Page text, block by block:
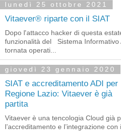
lunedì 25 ottobre 2021
Vitaever® riparte con il SIAT
Dopo l'attacco hacker di questa
funzionalità del Sistema Informativo
tornata operati...
giovedì 23 gennaio 2020
SIAT e accreditamento ADI per
Regione Lazio: Vitaever è già
partita
Vitaever è una tencologia Cloud già
l’accreditamento e l’integrazione